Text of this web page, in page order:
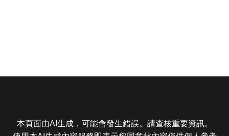
本頁面由AI生成，可能會發生錯誤。請查核重要資訊。